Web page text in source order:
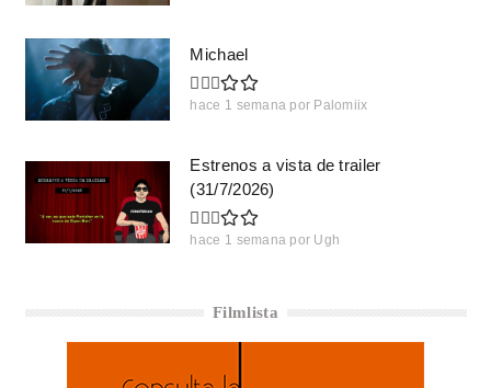
Michael
hace 1 semana por Palomiix
Estrenos a vista de trailer
(31/7/2026)
hace 1 semana por Ugh
Filmlista